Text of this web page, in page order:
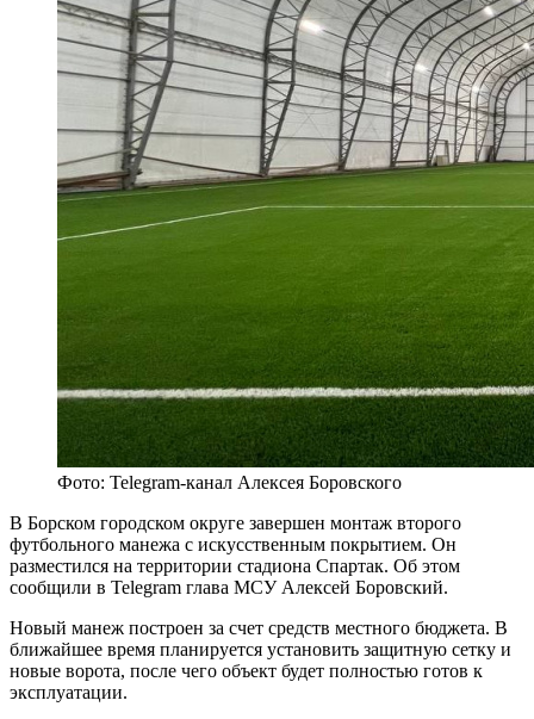
Фото: Telegram-канал Алексея Боровского
В Борском городском округе завершен монтаж второго
футбольного манежа с искусственным покрытием. Он
разместился на территории стадиона Спартак. Об этом
сообщили в Telegram глава МСУ Алексей Боровский.
Новый манеж построен за счет средств местного бюджета. В
ближайшее время планируется установить защитную сетку и
новые ворота, после чего объект будет полностью готов к
эксплуатации.